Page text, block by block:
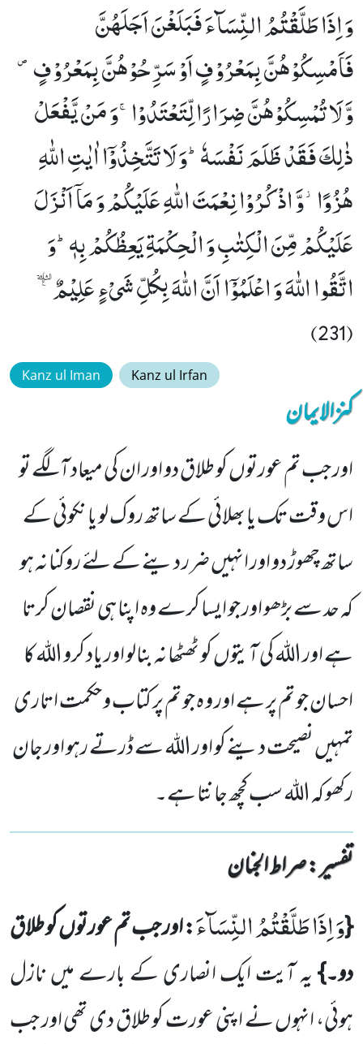
وَ اِذَا طَلَّقْتُمُ النِّسَآءَ فَبَلَغْنَ اَجَلَهُنَّ
فَاَمْسِكُوْهُنَّ بِمَعْرُوْفٍ اَوْ سَرِّحُوْهُنَّ بِمَعْرُوْفٍ ۪-
وَّ لَا تُمْسِكُوْهُنَّ ضِرَارًا لِّتَعْتَدُوْاۚ-وَ مَنْ یَّفْعَلْ
ذٰلِكَ فَقَدْ ظَلَمَ نَفْسَهٗؕ-وَ لَا تَتَّخِذُوْۤا اٰیٰتِ اللّٰهِ
هُزُوًا٘-وَّ اذْكُرُوْا نِعْمَتَ اللّٰهِ عَلَیْكُمْ وَ مَاۤ اَنْزَلَ
عَلَیْكُمْ مِّنَ الْكِتٰبِ وَ الْحِكْمَةِ یَعِظُكُمْ بِهٖؕ-وَ
اتَّقُوا اللّٰهَ وَ اعْلَمُوْۤا اَنَّ اللّٰهَ بِكُلِّ شَیْءٍ عَلِیْمٌ۠ٝ
(231)
Kanz ul Iman Kanz ul Irfan
کنزالایمان
اور جب تم عورتوں کو طلاق دو اور ان کی میعاد آلگے تو
اس وقت تک یا بھلائی کے ساتھ روک لو یا نکوئی کے
ساتھ چھوڑ دو اور انہیں ضرر دینے کے لئے روکنا نہ ہو
کہ حد سے بڑھو اور جو ایسا کرے وہ اپنا ہی نقصان کرتا
ہے اور اللہ کی آیتوں کو ٹھٹھا نہ بنالو اور یاد کرو اللہ کا
احسان جو تم پر ہے اور و ہ جو تم پر کتاب و حکمت اتاری
تمہیں نصیحت دینے کو اور اللہ سے ڈرتے رہو اور جان
رکھو کہ اللہ سب کچھ جانتا ہے۔
تفسیر : ‎صراط الجنان
{وَ اِذَا طَلَّقْتُمُ النِّسَآءَ: اور جب تم عورتوں کو طلاق
دو۔}یہ آیت ایک انصاری کے بارے میں نازل
ہوئی، انہوں نےاپنی عورت کو طلاق دی تھی اور جب